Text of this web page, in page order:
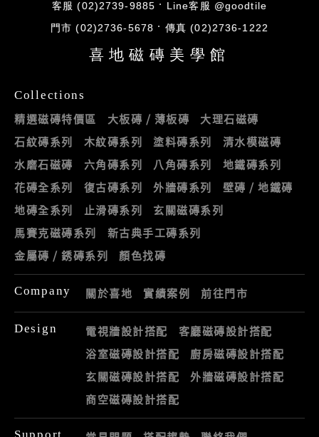
客服 (02)2739-9885 Line客服 @goodtile
門市 (02)2736-5678 傳真 (02)2736-1222
喜地磁磚美學館
Collections
精選磁磚特價區 大板磚 / 薄板磚
大理石磁磚
石紋磚系列
木紋磚系列 塗料磚系列
清水模磁磚
水磨石磁磚
六角磚系列 八角磚系列
地鐵磚系列
花磚全系列
復古磚系列 外牆磚系列
壁磚 / 地鐵磚
地磚全系列
止滑磚系列
玄關磁磚系列
馬賽克磁磚系列
新古典手工磚系列
金屬磚 / 銹磚系列
顏色找磚
Company 關於喜地 實績案例 前往門市
Design 電視牆設計搭配
客廳磁磚設計搭配
浴室磁磚設計搭配
廚房磁磚設計搭配
玄關磁磚設計搭配
外牆磁磚設計搭配
商空磁磚設計搭配